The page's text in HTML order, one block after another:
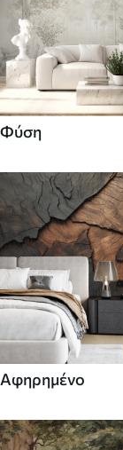
Φύση
Αφηρημένο